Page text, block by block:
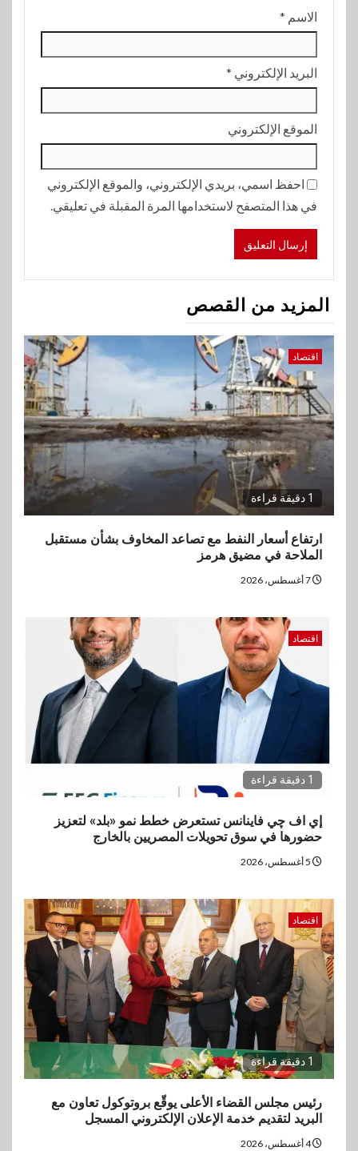
الاسم *
البريد الإلكتروني *
الموقع الإلكتروني
احفظ اسمي، بريدي الإلكتروني، والموقع الإلكتروني
في هذا المتصفح لاستخدامها المرة المقبلة في تعليقي.
المزيد من القصص
اقتصاد
1 دقيقة قراءة
ارتفاع أسعار النفط مع تصاعد المخاوف بشأن مستقبل
الملاحة في مضيق هرمز
اقتصاد
1 دقيقة قراءة
إي اف چي فاينانس تستعرض خطط نمو «بلد» لتعزيز
حضورها في سوق تحويلات المصريين بالخارج
اقتصاد
1 دقيقة قراءة
رئيس مجلس القضاء الأعلى يوقّع بروتوكول تعاون مع
البريد لتقديم خدمة الإعلان الإلكتروني المسجل
4 أغسطس، 2026